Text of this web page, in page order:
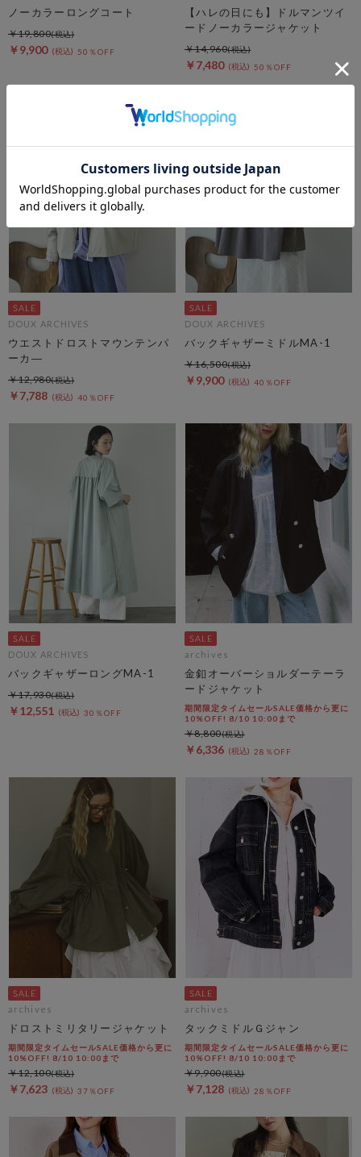
ノーカラーロングコート
￥9,900 50％OFF
￥19,800
【ハレの日にも】ドルマンツイ
ードノーカラージャケット
￥7,480 50％OFF
￥14,960
DOUX ARCHIVES
ウエストドロストマウンテンパ
ーカ―
￥7,788 40％OFF
￥12,980
DOUX ARCHIVES
バックギャザーミドルMA-1
￥9,900 40％OFF
￥16,500
DOUX ARCHIVES
バックギャザーロングMA-1
￥12,551 30％OFF
￥17,930
archives
金釦オーバーショルダーテーラ
ードジャケット
期間限定タイムセールSALE価格から更に
10%OFF! 8/10 10:00まで
￥6,336 28％OFF
￥8,800
archives
ドロストミリタリージャケット
期間限定タイムセールSALE価格から更に
10%OFF! 8/10 10:00まで
￥7,623 37％OFF
￥12,100
archives
タックミドルＧジャン
期間限定タイムセールSALE価格から更に
10%OFF! 8/10 10:00まで
￥7,128 28％OFF
￥9,900